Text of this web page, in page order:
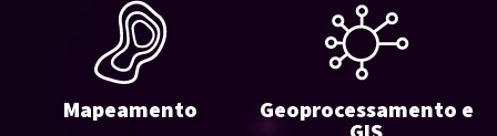
Mapeamento
Geoprocessamento e